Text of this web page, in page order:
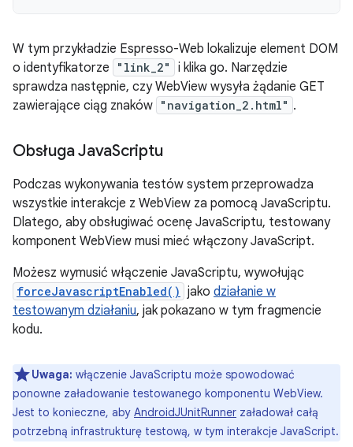
W tym przykładzie Espresso-Web lokalizuje element DOM
o identyfikatorze
"link_2"
i klika go. Narzędzie
sprawdza następnie, czy WebView wysyła żądanie GET
zawierające ciąg znaków "navigation_2.html" .
Obsługa JavaScriptu
Podczas wykonywania testów system przeprowadza
wszystkie interakcje z WebView za pomocą JavaScriptu.
Dlatego, aby obsługiwać ocenę JavaScriptu, testowany
komponent WebView musi mieć włączony JavaScript.
Możesz wymusić włączenie JavaScriptu, wywołując
forceJavascriptEnabled() jako działanie w
testowanym działaniu, jak pokazano w tym fragmencie
kodu.
Uwaga: włączenie JavaScriptu może spowodować
ponowne załadowanie testowanego komponentu WebView.
Jest to konieczne, aby AndroidJUnitRunner załadował całą
potrzebną infrastrukturę testową, w tym interakcje JavaScript.